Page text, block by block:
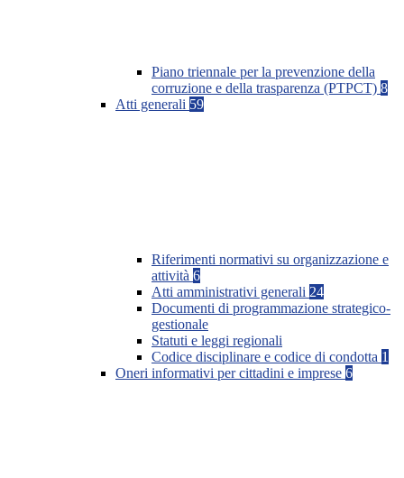
Piano triennale per la prevenzione della
corruzione e della trasparenza (PTPCT) 8
Atti generali 59
Riferimenti normativi su organizzazione e
attività 6
Atti amministrativi generali 24
Documenti di programmazione strategico-
gestionale
Statuti e leggi regionali
Codice disciplinare e codice di condotta 1
Oneri informativi per cittadini e imprese 6